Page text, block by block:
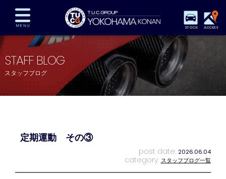
STOCK ACCESS
在庫車両情報 保証&サービス パーツリスト
TUCとは？ 店舗情報 アクセスマップ
全国納車 特別作業 注文販売
STAFF BLOG
スタッフブログ
定期運動 その③
post date: 2026.06.04
category: スタッフブログ一覧